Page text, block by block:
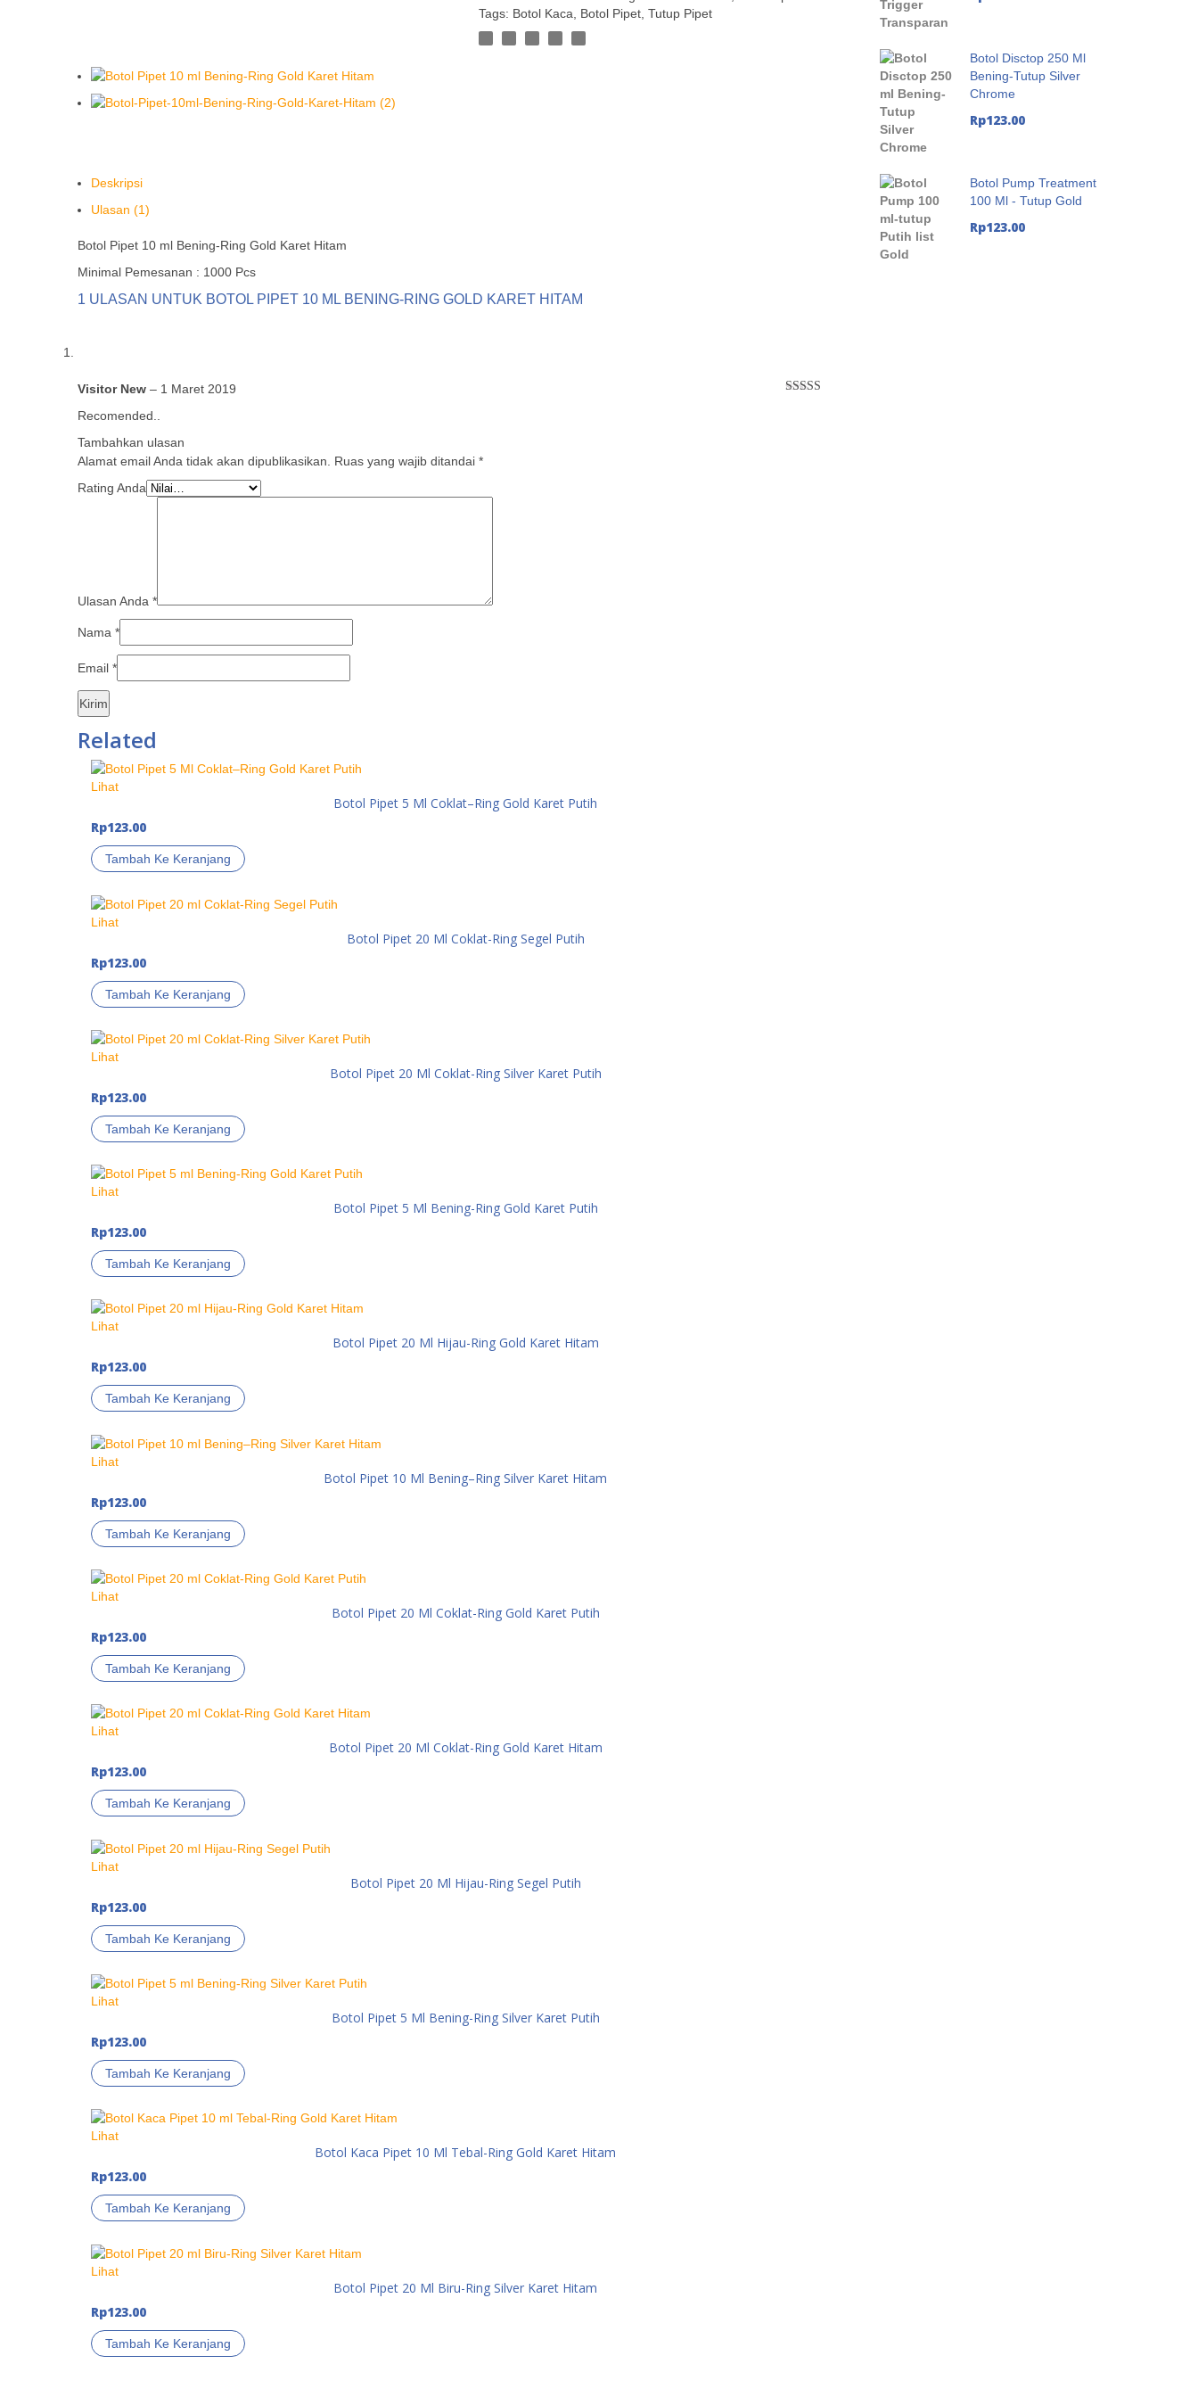
Tags: Botol Kaca, Botol Pipet, Tutup Pipet
Deskripsi
Ulasan (1)
Botol Pipet 10 ml Bening-Ring Gold Karet Hitam
Minimal Pemesanan : 1000 Pcs
1 ULASAN UNTUK BOTOL PIPET 10 ML BENING-RING GOLD KARET HITAM
Visitor New – 1 Maret 2019
Recomended..
Tambahkan ulasan
Alamat email Anda tidak akan dipublikasikan.
Ruas yang wajib ditandai *
Rating Anda
Ulasan Anda *
Nama *
Email *
Related
Lihat
Botol Pipet 5 Ml Coklat–Ring Gold Karet Putih
Rp123.00
Tambah Ke Keranjang
Lihat
Botol Pipet 20 Ml Coklat-Ring Segel Putih
Rp123.00
Tambah Ke Keranjang
Lihat
Botol Pipet 20 Ml Coklat-Ring Silver Karet Putih
Rp123.00
Tambah Ke Keranjang
Lihat
Botol Pipet 5 Ml Bening-Ring Gold Karet Putih
Rp123.00
Tambah Ke Keranjang
Lihat
Botol Pipet 20 Ml Hijau-Ring Gold Karet Hitam
Rp123.00
Tambah Ke Keranjang
Lihat
Botol Pipet 10 Ml Bening–Ring Silver Karet Hitam
Rp123.00
Tambah Ke Keranjang
Lihat
Botol Pipet 20 Ml Coklat-Ring Gold Karet Putih
Rp123.00
Tambah Ke Keranjang
Lihat
Botol Pipet 20 Ml Coklat-Ring Gold Karet Hitam
Rp123.00
Tambah Ke Keranjang
Lihat
Botol Pipet 20 Ml Hijau-Ring Segel Putih
Rp123.00
Tambah Ke Keranjang
Lihat
Botol Pipet 5 Ml Bening-Ring Silver Karet Putih
Rp123.00
Tambah Ke Keranjang
Lihat
Botol Kaca Pipet 10 Ml Tebal-Ring Gold Karet Hitam
Rp123.00
Tambah Ke Keranjang
Lihat
Botol Pipet 20 Ml Biru-Ring Silver Karet Hitam
Rp123.00
Tambah Ke Keranjang
Botol Disctop 250 Ml
Bening-Tutup Silver
Chrome
Rp123.00
Botol Pump Treatment
100 Ml - Tutup Gold
Rp123.00